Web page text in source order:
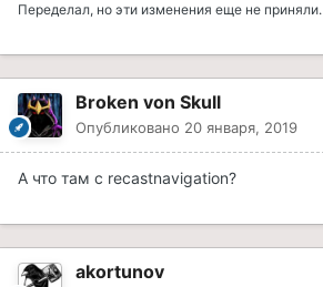
Переделал, но эти изменения еще не приняли.
Broken von Skull
Опубликовано 20 января, 2019
А что там с recastnavigation?
akortunov